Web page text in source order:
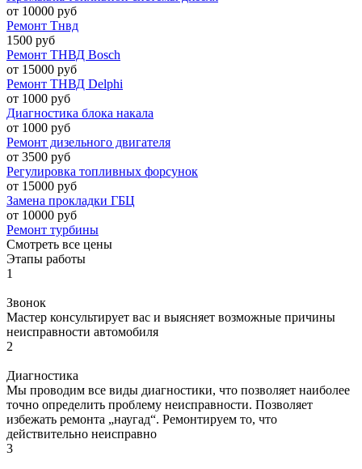
от 10000 руб
Ремонт Тнвд
1500 руб
Ремонт ТНВД Bosch
от 15000 руб
Ремонт ТНВД Delphi
от 1000 руб
Диагностика блока накала
от 1000 руб
Ремонт дизельного двигателя
от 3500 руб
Регулировка топливных форсунок
от 15000 руб
Замена прокладки ГБЦ
от 10000 руб
Ремонт турбины
Смотреть все цены
Этапы работы
1
Звонок
Мастер консультирует вас и выясняет возможные причины
неисправности автомобиля
2
Диагностика
Мы проводим все виды диагностики, что позволяет наиболее
точно определить проблему неисправности. Позволяет
избежать ремонта „наугад“. Ремонтируем то, что
действительно неисправно
3